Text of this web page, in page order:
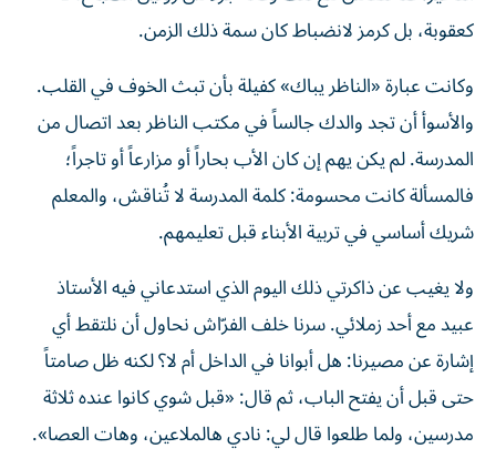
كعقوبة، بل كرمز لانضباط كان سمة ذلك الزمن.
وكانت عبارة «الناظر يباك» كفيلة بأن تبث الخوف في القلب.
والأسوأ أن تجد والدك جالساً في مكتب الناظر بعد اتصال من
المدرسة. لم يكن يهم إن كان الأب بحاراً أو مزارعاً أو تاجراً؛
فالمسألة كانت محسومة: كلمة المدرسة لا تُناقش، والمعلم
شريك أساسي في تربية الأبناء قبل تعليمهم.
ولا يغيب عن ذاكرتي ذلك اليوم الذي استدعاني فيه الأستاذ
عبيد مع أحد زملائي. سرنا خلف الفرّاش نحاول أن نلتقط أي
إشارة عن مصيرنا: هل أبوانا في الداخل أم لا؟ لكنه ظل صامتاً
حتى قبل أن يفتح الباب، ثم قال: «قبل شوي كانوا عنده ثلاثة
مدرسين، ولما طلعوا قال لي: نادي هالملاعين، وهات العصا».